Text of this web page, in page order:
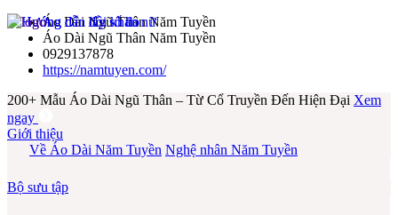
Áo Dài Ngũ Thân Năm Tuyền
Áo Dài Ngũ Thân Năm Tuyền
0929137878
https://namtuyen.com/
200+ Mẫu Áo Dài Ngũ Thân – Từ Cổ Truyền Đến Hiện Đại Xem
ngay
Giới thiệu
Về Áo Dài Năm Tuyền Nghệ nhân Năm Tuyền
Bộ sưu tập